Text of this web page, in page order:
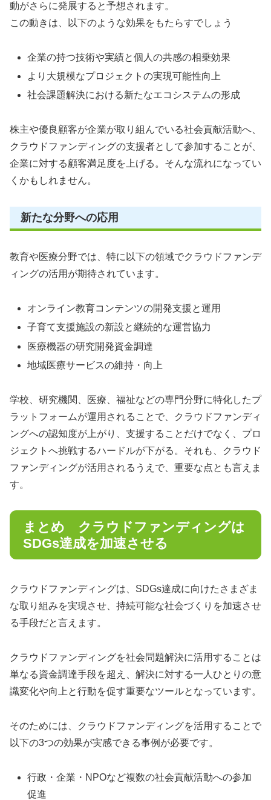
動がさらに発展すると予想されます。
この動きは、以下のような効果をもたらすでしょう
企業の持つ技術や実績と個人の共感の相乗効果
より大規模なプロジェクトの実現可能性向上
社会課題解決における新たなエコシステムの形成
株主や優良顧客が企業が取り組んでいる社会貢献活動へ、
クラウドファンディングの支援者として参加することが、
企業に対する顧客満足度を上げる。そんな流れになってい
くかもしれません。
新たな分野への応用
教育や医療分野では、特に以下の領域でクラウドファンデ
ィングの活用が期待されています。
オンライン教育コンテンツの開発支援と運用
子育て支援施設の新設と継続的な運営協力
医療機器の研究開発資金調達
地域医療サービスの維持・向上
学校、研究機関、医療、福祉などの専門分野に特化したプ
ラットフォームが運用されることで、クラウドファンディ
ングへの認知度が上がり、支援することだけでなく、プロ
ジェクトへ挑戦するハードルが下がる。それも、クラウド
ファンディングが活用されるうえで、重要な点とも言えま
す。
まとめ クラウドファンディングは
SDGs達成を加速させる
クラウドファンディングは、SDGs達成に向けたさまざま
な取り組みを実現させ、持続可能な社会づくりを加速させ
る手段だと言えます。
クラウドファンディングを社会問題解決に活用することは
単なる資金調達手段を超え、解決に対する一人ひとりの意
識変化や向上と行動を促す重要なツールとなっています。
そのためには、クラウドファンディングを活用することで
以下の3つの効果が実感できる事例が必要です。
行政・企業・NPOなど複数の社会貢献活動への参加
促進